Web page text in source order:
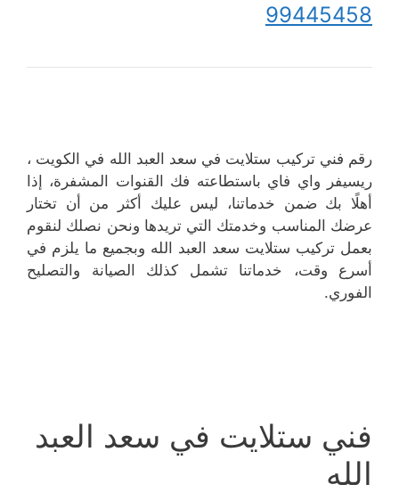
99445458
رقم فني تركيب ستلايت في سعد العبد الله في الكويت ،
ريسيفر واي فاي باستطاعته فك القنوات المشفرة، إذا
أهلًا بك ضمن خدماتنا، ليس عليك أكثر من أن تختار
عرضك المناسب وخدمتك التي تريدها ونحن نصلك لنقوم
بعمل تركيب ستلايت سعد العبد الله وبجميع ما يلزم في
أسرع وقت، خدماتنا تشمل كذلك الصيانة والتصليح
الفوري.
فني ستلايت في سعد العبد
الله